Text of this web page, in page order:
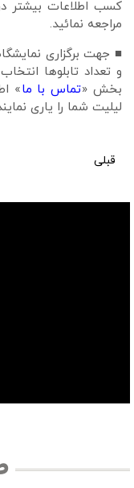
کسب اطلاعات
مراجعه نمائيد.
■ جهت برگزاری
و تعداد تابلوها
بخش «تماس با ما»
لیلیت شما را یاری
قبلی